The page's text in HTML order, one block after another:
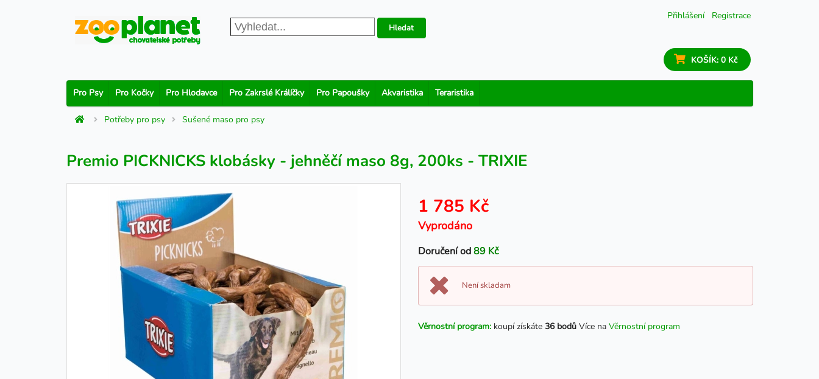
Přihlášení Registrace
Hledat
KOŠÍK: 0 Kč
Pro Psy Pro Kočky Pro Hlodavce Pro Zakrslé Králíčky Pro Papoušky Akvaristika Teraristika
Potřeby pro psy Sušené maso pro psy
Premio PICKNICKS klobásky - jehněčí maso 8g, 200ks - TRIXIE
1 785 Kč
Vyprodáno
Doručení od89 Kč
Není skladam
Věrnostní program: koupí získáte 36 bodů Více na Věrnostní program